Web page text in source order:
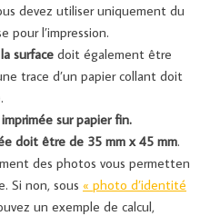
devez utiliser uniquement du
pour l’impression.
surface doit également être
trace d’un papier collant doit
sur papier fin.
doit être de 35 mm x 45 mm.
des photos vous permetten
Si non, sous « photo d’identité
un exemple de calcul,